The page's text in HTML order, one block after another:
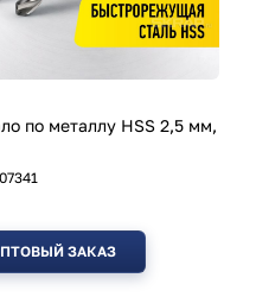
по металлу HSS 2,5 мм,
ЗАКАЗ